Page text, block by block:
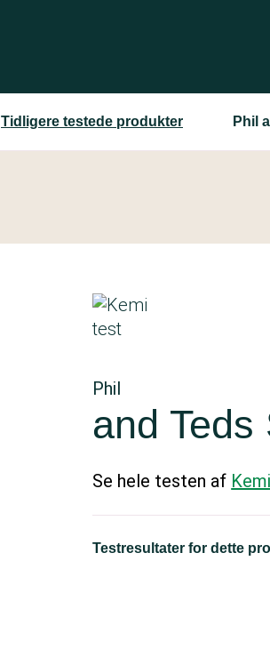
Tidligere testede produkter Phil
Phil
and Teds
Se hele testen af
Testresultater for dette